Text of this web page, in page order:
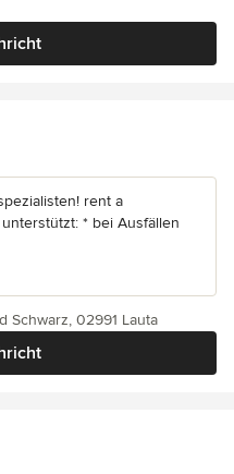
rent a
* bei Ausfällen
Schwarz, 02991 Lauta